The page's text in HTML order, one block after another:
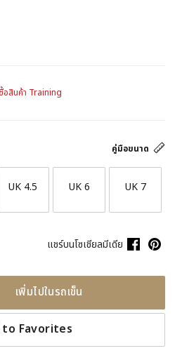
อสินค้า Training
คู่มือขนาด
UK 4.5 UK 6 UK 7
แชร์บนโซเชียลมีเดีย
เพิ่มไปในรถเข็น
to Favorites